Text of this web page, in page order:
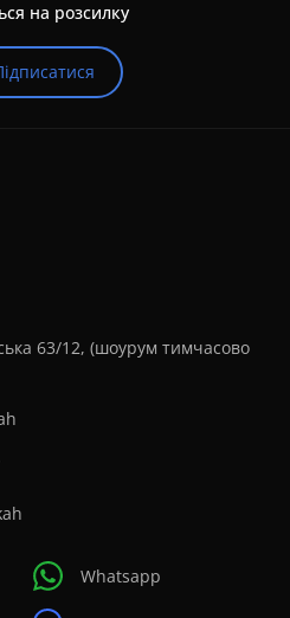
на розсилку
63/12, (шоурум тимчасово
Whatsapp